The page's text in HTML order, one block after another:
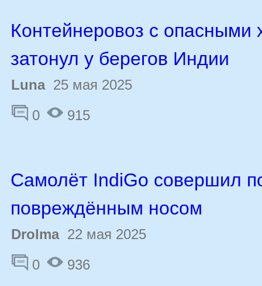
Контейнеровоз с опасными
затонул у берегов Индии
Luna25 мая 2025
0
915
Самолёт IndiGo совершил
повреждённым носом
Drolma22 мая 2025
0
936